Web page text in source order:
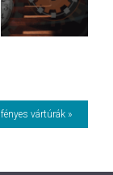
vártúrák »